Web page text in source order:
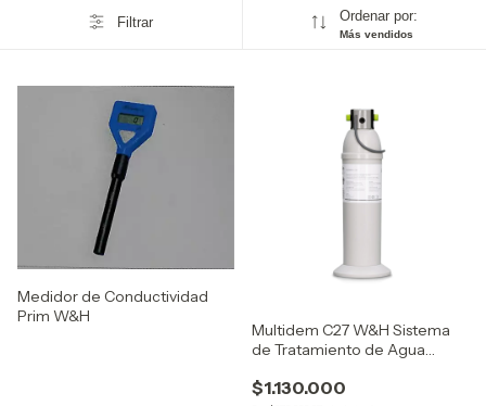
Filtrar Ordenar por:
Más vendidos
Medidor de Conductividad
Prim W&H
Multidem C27 W&H Sistema
de Tratamiento de Agua
$1.130.000